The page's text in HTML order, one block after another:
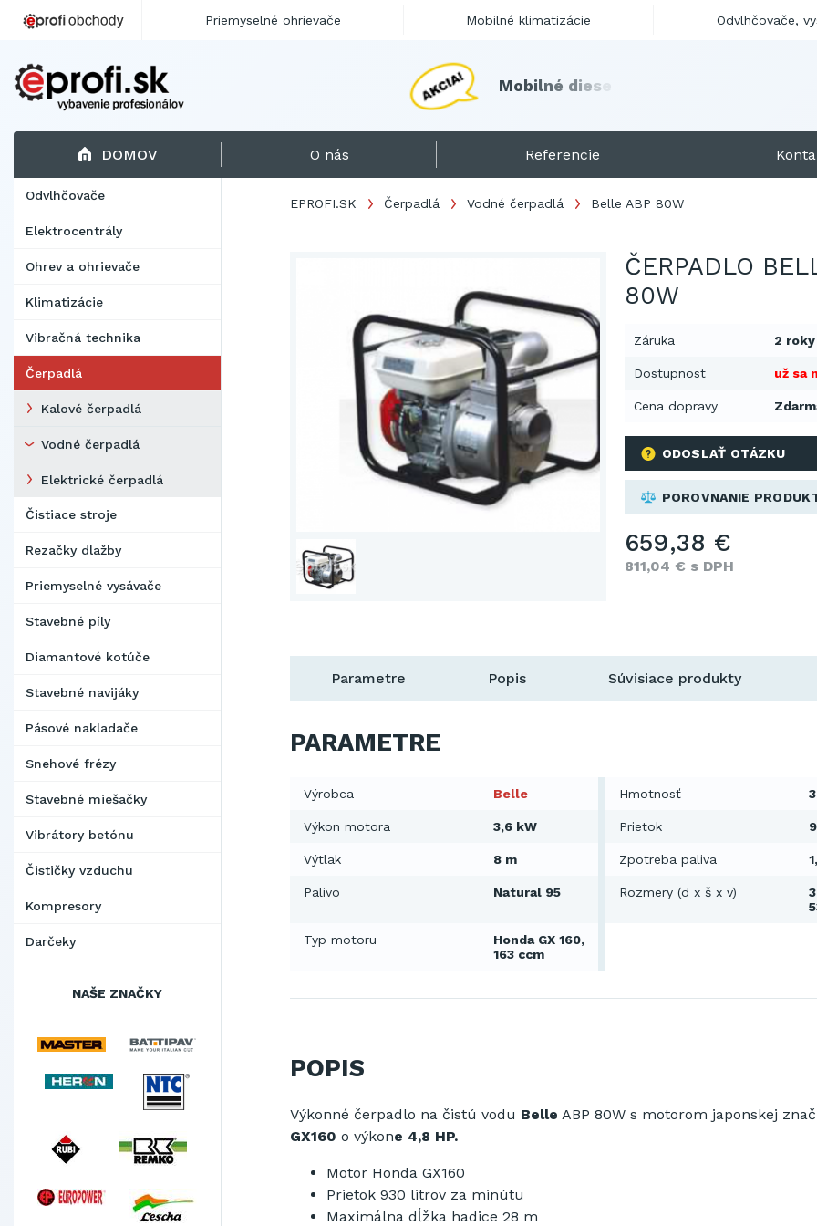
Mobilné dies
DOMOV O nás Referencie
Odvlhčovače
Elektrocentrály
Ohrev a ohrievače
Klimatizácie
Vibračná technika
Čerpadlá
Kalové čerpadlá
Vodné čerpadlá
Elektrické čerpadlá
Čistiace stroje
Rezačky dlažby
Priemyselné vysávače
Stavebné píly
Diamantové kotúče
Stavebné navijáky
Pásové nakladače
Snehové frézy
Stavebné miešačky
Vibrátory betónu
Čističky vzduchu
Kompresory
Darčeky
NAŠE ZNAČKY
EPROFI.SK Čerpadlá Vodné čerpadlá Belle ABP 80W
ČERPADLO
80W
Záruka 2 roky
Dostupnost už sa
Cena dopravy
ODOSLAŤ OTÁZKU
POROVNANIE
659,38 €
811,04 € s DPH
Parametre Popis Súvisiace produkty
PARAMETRE
Výrobca Belle Hmotnosť
Výkon motora 3,6 kW Prietok
Výtlak 8 m Zpotreba paliva
Palivo Natural 95 Rozmery (d x š x v)
Typ motoru
Honda GX 160,
163 ccm
POPIS
Výkonné čerpadlo na čistú vodu Belle ABP 80W s motorom japonskej
GX160 o výkone 4,8 HP.
Motor Honda GX160
Prietok 930 litrov za minútu
Maximálna dĺžka hadice 28 m
Priemyselné ohrievače Mobilné klimatizácie Odvlhčovače,